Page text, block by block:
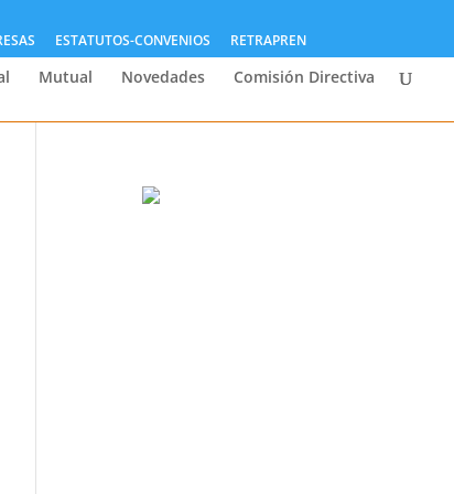
ESTATUTOS-CONVENIOS RETRAPREN
Mutual Novedades Comisión Directiva